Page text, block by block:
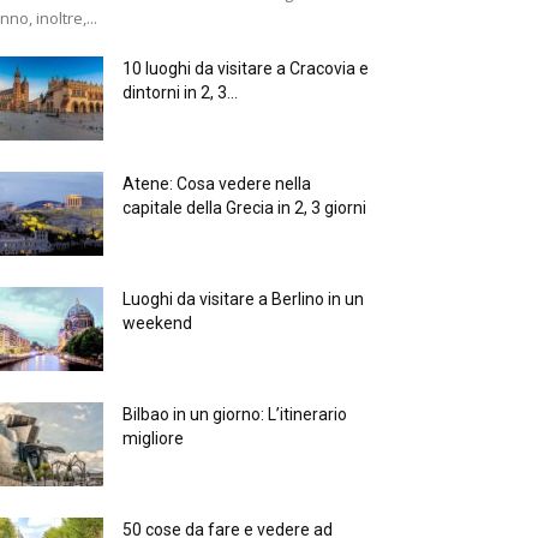
inoltre,...
10 luoghi da visitare a Cracovia e
dintorni in 2, 3...
Atene: Cosa vedere nella
capitale della Grecia in 2, 3 giorni
Luoghi da visitare a Berlino in un
weekend
Bilbao in un giorno: L’itinerario
migliore
50 cose da fare e vedere ad